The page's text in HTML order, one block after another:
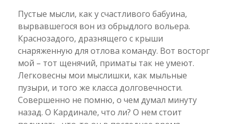
Пустые мысли, как у счастливого бабуина,
вырвавшегося вон из обрыдлого вольера.
Краснозадого, дразнящего с крыши
снаряженную для отлова команду. Вот восторг
мой – тот щенячий, приматы так не умеют.
Легковесны мои мыслишки, как мыльные
пузыри, и того же класса долговечности.
Совершенно не помню, о чем думал минуту
назад. О Кардинале, что ли? О нем стоит